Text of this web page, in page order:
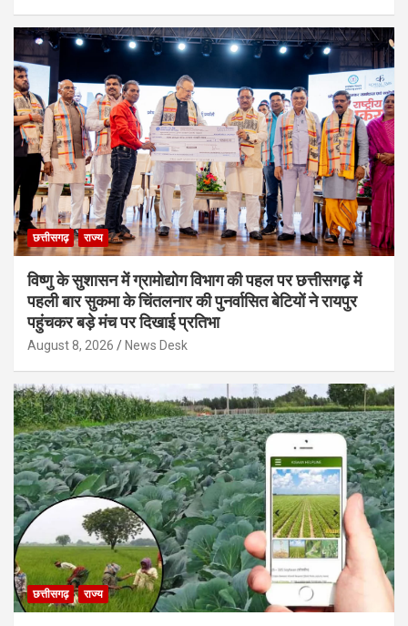
छत्तीसगढ़ राज्य
विष्णु के सुशासन में ग्रामोद्योग विभाग की पहल पर छत्तीसगढ़ में
पहली बार सुकमा के चिंतलनार की पुनर्वासित बेटियों ने रायपुर
पहुंचकर बड़े मंच पर दिखाई प्रतिभा
August 8, 2026 News Desk
छत्तीसगढ़ राज्य